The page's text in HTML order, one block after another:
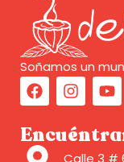
Soñamos un
Calle 3 #